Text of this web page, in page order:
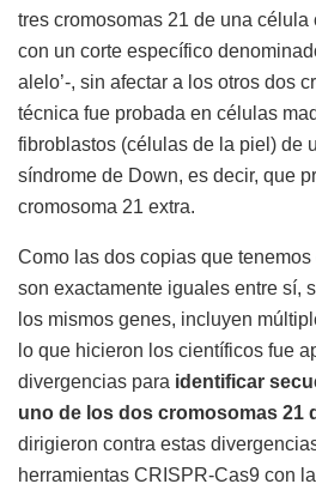
tres cromosomas 21 de una célula
con un corte específico
alelo’-, sin afectar a los otros dos
técnica fue probada en células
fibroblastos (células de la piel) de
síndrome de Down, es decir, que
cromosoma 21 extra.
Como las dos copias que
son exactamente iguales entre sí,
los mismos genes, incluyen
lo que hicieron los científicos fue
divergencias para identificar
uno de los dos cromosomas 21
dirigieron contra estas
herramientas CRISPR-Cas9 con la